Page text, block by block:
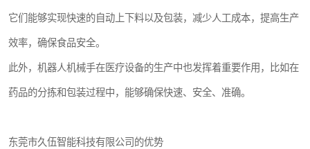
它们能够实现快速的自动上下料以及包装，减少人工成本，提高生产
效率，确保食品安全。
此外，机器人机械手在医疗设备的生产中也发挥着重要作用，比如在
药品的分拣和包装过程中，能够确保快速、安全、准确。
东莞市久伍智能科技有限公司的优势